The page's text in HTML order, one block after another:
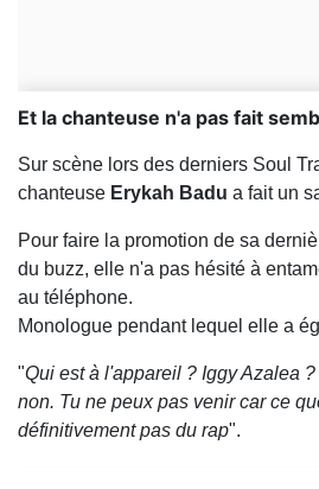
Et la chanteuse n'a pas fait
Sur scène lors des derniers Soul
chanteuse Erykah Badu a fait un
Pour faire la promotion de sa
du buzz, elle n'a pas hésité à
au téléphone.
Monologue pendant lequel elle a
"Qui est à l'appareil ? Iggy Azalea
non. Tu ne peux pas venir car ce
définitivement pas du rap".